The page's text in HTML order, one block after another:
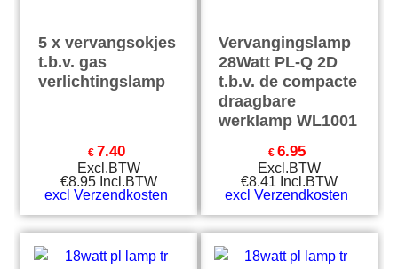
5 x vervangsokjes
t.b.v. gas
verlichtingslamp
€ 7.40
Excl.BTW
€8.95 Incl.BTW
excl Verzendkosten
Vervangingslamp
28Watt PL-Q 2D
t.b.v. de compacte
draagbare
werklamp WL1001
€ 6.95
Excl.BTW
€8.41 Incl.BTW
excl Verzendkosten